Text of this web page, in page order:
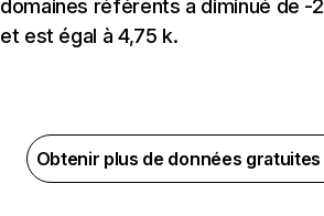
domaines référents a diminué de -
et est égal à 4,75 k.
Obtenir plus de données